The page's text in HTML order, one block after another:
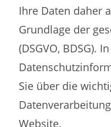
Ihre Daten daher
Grundlage der
(DSGVO, BDSG).
Sie über die
Website.